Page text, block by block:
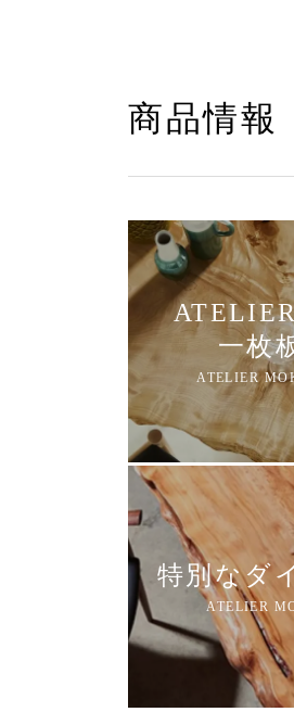
商品情報
一枚
特別なダ